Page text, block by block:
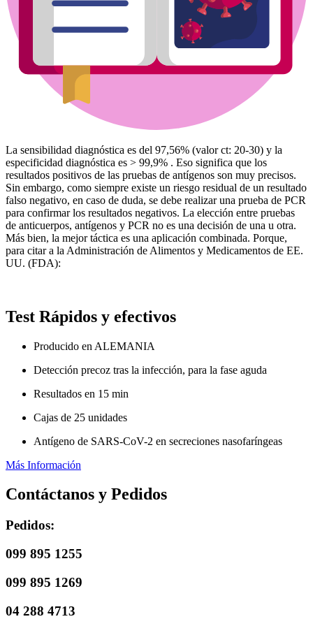
La sensibilidad diagnóstica es del 97,56% (valor ct: 20-30) y la
especificidad diagnóstica es > 99,9% . Eso significa que los
resultados positivos de las pruebas de antígenos son muy precisos.
Sin embargo, como siempre existe un riesgo residual de un resultado
falso negativo, en caso de duda, se debe realizar una prueba de PCR
para confirmar los resultados negativos. La elección entre pruebas
de anticuerpos, antígenos y PCR no es una decisión de una u otra.
Más bien, la mejor táctica es una aplicación combinada. Porque,
para citar a la Administración de Alimentos y Medicamentos de EE.
UU. (FDA):
Test Rápidos y efectivos
Producido en ALEMANIA
Detección precoz tras la infección, para la fase aguda
Resultados en 15 min
Cajas de 25 unidades
Antígeno de SARS-CoV-2 en secreciones nasofaríngeas
Más Información
Contáctanos y Pedidos
Pedidos:
099 895 1255
099 895 1269
04 288 4713